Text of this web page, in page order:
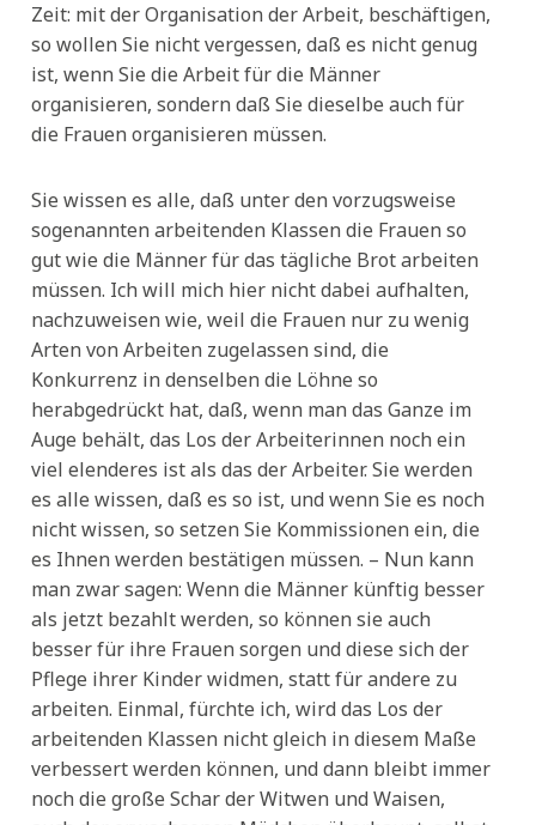
Zeit: mit der Organisation der Arbeit, beschäftigen,
so wollen Sie nicht vergessen, daß es nicht genug
ist, wenn Sie die Arbeit für die Männer
organisieren, sondern daß Sie dieselbe auch für
die Frauen organisieren müssen.
Sie wissen es alle, daß unter den vorzugsweise
sogenannten arbeitenden Klassen die Frauen so
gut wie die Männer für das tägliche Brot arbeiten
müssen. Ich will mich hier nicht dabei aufhalten,
nachzuweisen wie, weil die Frauen nur zu wenig
Arten von Arbeiten zugelassen sind, die
Konkurrenz in denselben die Löhne so
herabgedrückt hat, daß, wenn man das Ganze im
Auge behält, das Los der Arbeiterinnen noch ein
viel elenderes ist als das der Arbeiter. Sie werden
es alle wissen, daß es so ist, und wenn Sie es noch
nicht wissen, so setzen Sie Kommissionen ein, die
es Ihnen werden bestätigen müssen. – Nun kann
man zwar sagen: Wenn die Männer künftig besser
als jetzt bezahlt werden, so können sie auch
besser für ihre Frauen sorgen und diese sich der
Pflege ihrer Kinder widmen, statt für andere zu
arbeiten. Einmal, fürchte ich, wird das Los der
arbeitenden Klassen nicht gleich in diesem Maße
verbessert werden können, und dann bleibt immer
noch die große Schar der Witwen und Waisen,